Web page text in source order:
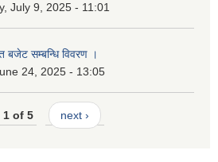
July 9, 2025 - 11:01
सम्बन्धि विवरण ।
24, 2025 - 13:05
1 of 5 next ›